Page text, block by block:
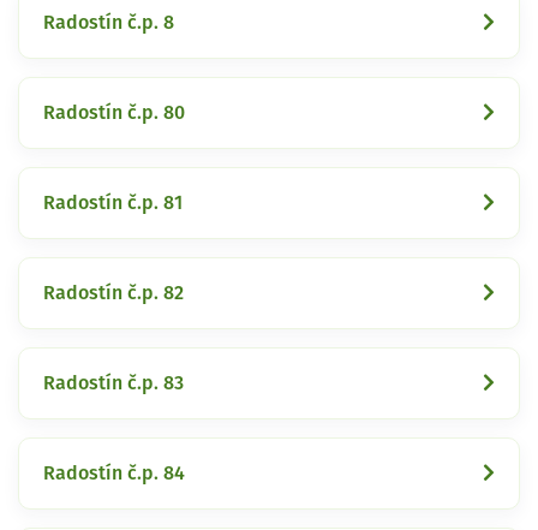
Radostín č.p. 8
Radostín č.p. 80
Radostín č.p. 81
Radostín č.p. 82
Radostín č.p. 83
Radostín č.p. 84